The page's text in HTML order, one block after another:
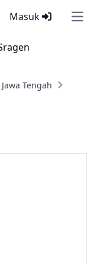
Masuk
Jawa Tengah